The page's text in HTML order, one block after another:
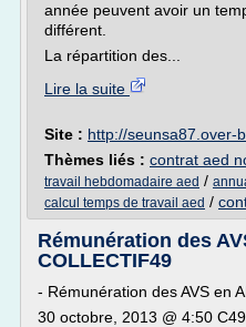
année peuvent avoir un
différent.
La répartition des...
Lire la suite
Site : http://seunsa87.over-
Thèmes liés : contrat aed
travail hebdomadaire aed /
calcul temps de travail aed /
Rémunération des
COLLECTIF49
- Rémunération des AVS en
30 octobre, 2013 @ 4:50 C49